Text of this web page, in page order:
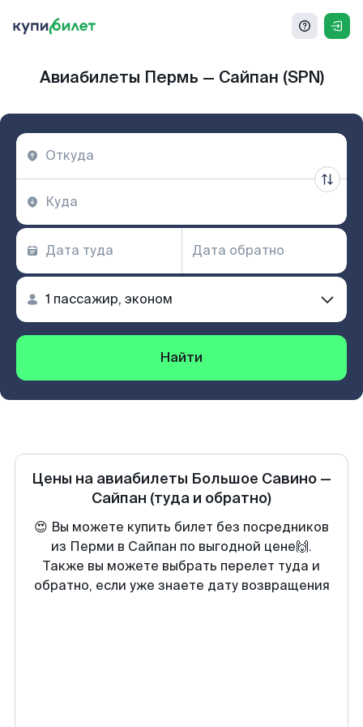
Авиабилеты Пермь — Сайпан (SPN)
Найти
Цены на авиабилеты Большое Савино —
Сайпан (туда и обратно)
😍 Вы можете купить билет без посредников
из Перми в Сайпан по выгодной цене🙌.
Также вы можете выбрать перелет туда и
обратно, если уже знаете дату возвращения